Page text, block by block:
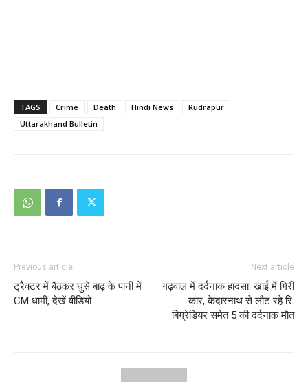
TAGS Crime Death Hindi News
Rudrapur
Uttarakhand Bulletin
Previous article
ट्रैक्टर में बैठकर घुसे बाढ़ के पानी में
CM धामी, देखें वीडियो
Next article
गढ़वाल में दर्दनाक हादसा: खाई में गिरी
कार, केदारनाथ से लौट रहे रि.
बिग्रेडियर समेत 5 की दर्दनाक मौत